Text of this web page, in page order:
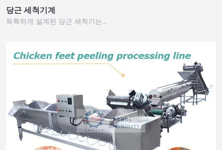
당근 세척기계
독특하게 설계된 당근 세척기는…